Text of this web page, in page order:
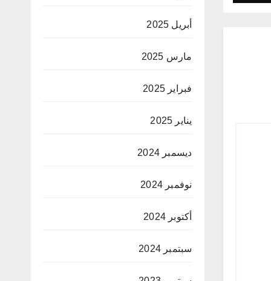
أبريل 2025
مارس 2025
فبراير 2025
يناير 2025
ديسمبر 2024
نوفمبر 2024
أكتوبر 2024
سبتمبر 2024